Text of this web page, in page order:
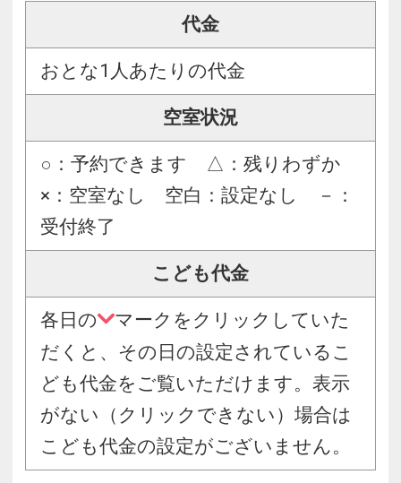
代金
おとな1人あたりの代金
空室状況
○：予約できます △：残りわずか
×：空室なし 空白：設定なし －：
受付終了
こども代金
各日の
マークをクリックしていた
だくと、その日の設定されているこ
ども代金をご覧いただけます。表示
がない（クリックできない）場合は
こども代金の設定がございません。